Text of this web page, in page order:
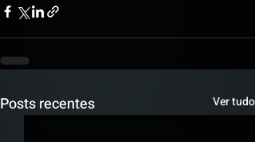
Posts recentes Ver tudo